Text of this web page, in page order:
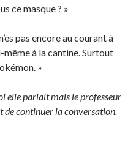
ce masque ? »
pas encore au courant à
à la cantine. Surtout
»
elle parlait mais le professeur
de continuer la conversation.